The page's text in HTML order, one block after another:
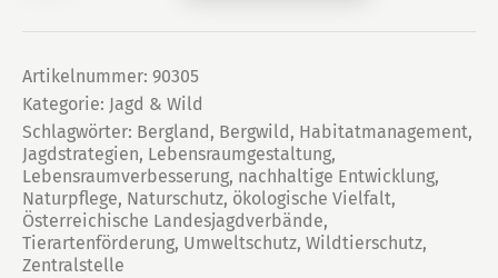
Artikelnummer: 90305
Kategorie: Jagd & Wild
Schlagwörter: Bergland, Bergwild, Habitatmanagement,
Jagdstrategien, Lebensraumgestaltung,
Lebensraumverbesserung, nachhaltige Entwicklung,
Naturpflege, Naturschutz, ökologische Vielfalt,
Österreichische Landesjagdverbände,
Tierartenförderung, Umweltschutz, Wildtierschutz,
Zentralstelle